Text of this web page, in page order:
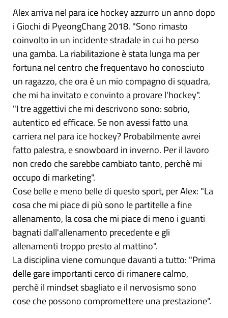
Alex arriva nel para ice hockey azzurro un anno dopo
i Giochi di PyeongChang 2018. "Sono rimasto
coinvolto in un incidente stradale in cui ho perso
una gamba. La riabilitazione è stata lunga ma per
fortuna nel centro che frequentavo ho conosciuto
un ragazzo, che ora è un mio compagno di squadra,
che mi ha invitato e convinto a provare l'hockey".
"I tre aggettivi che mi descrivono sono: sobrio,
autentico ed efficace. Se non avessi fatto una
carriera nel para ice hockey? Probabilmente avrei
fatto palestra, e snowboard in inverno. Per il lavoro
non credo che sarebbe cambiato tanto, perchè mi
occupo di marketing".
Cose belle e meno belle di questo sport, per Alex: "La
cosa che mi piace di più sono le partitelle a fine
allenamento, la cosa che mi piace di meno i guanti
bagnati dall'allenamento precedente e gli
allenamenti troppo presto al mattino".
La disciplina viene comunque davanti a tutto: "Prima
delle gare importanti cerco di rimanere calmo,
perchè il mindset sbagliato e il nervosismo sono
cose che possono compromettere una prestazione".